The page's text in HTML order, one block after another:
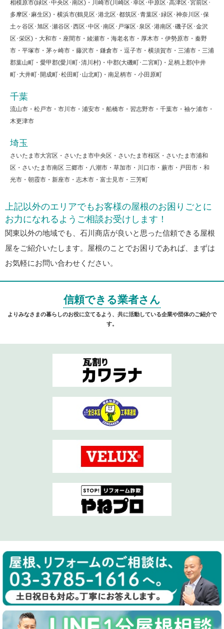
相模原市(緑区･中央区･南区)・川崎市(川崎区･幸区･中原区･高津区･宮前区･
多摩区･麻生区)・横浜市(鶴見区･港北区･都筑区･青葉区･緑区･神奈川区･保
土ヶ谷区･旭区･瀬谷区･西区･中区･南区･戸塚区･泉区･港南区･磯子区･金沢
区･栄区)・大和市・座間市・綾瀬市・海老名市・厚木市・伊勢原市・秦野
市・平塚市・茅ヶ崎市・藤沢市・鎌倉市・逗子市・横須賀市・三浦市・三浦
郡葉山町・愛甲郡(愛川町･清川村)・中郡(大磯町･二宮町)・足柄上郡(中井
町･大井町･開成町･松田町･山北町)・南足柄市・小田原町
千葉
流山市・松戸市・市川市・浦安市・船橋市・習志野市・千葉市・袖ケ浦市・
木更津市
埼玉
さいたま市大宮区・さいたま市中央区・さいたま市桜区・さいたま市浦和
区・さいたま市南区 三郷市・八潮市・草加市・川口市・蕨市・戸田市・和
光市・朝霞市・新座市・志木市・富士見市・三芳町
上記以外のエリアでもお客様の屋根のお困りごとに
お力になれるようご相談お受けします！
関東以外の地域でも、石川商店が良いと思った信頼できる屋根
屋をご紹介いたします。屋根のことでお困りであれば、まずは
お気軽にお問い合わせください。
信頼できる業者さん
よりみなさまの暮らしのお役に立てるよう、共に活動している企業や団体のご紹介で
す。